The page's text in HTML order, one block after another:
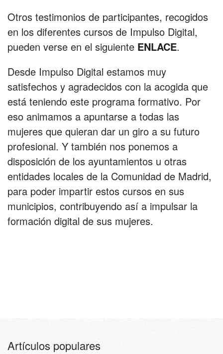
Otros testimonios de participantes, recogidos
en los diferentes cursos de Impulso Digital,
pueden verse en el siguiente ENLACE.
Desde Impulso Digital estamos muy
satisfechos y agradecidos con la acogida que
está teniendo este programa formativo. Por
eso animamos a apuntarse a todas las
mujeres que quieran dar un giro a su futuro
profesional. Y también nos ponemos a
disposición de los ayuntamientos u otras
entidades locales de la Comunidad de Madrid,
para poder impartir estos cursos en sus
municipios, contribuyendo así a impulsar la
formación digital de sus mujeres.
Artículos populares